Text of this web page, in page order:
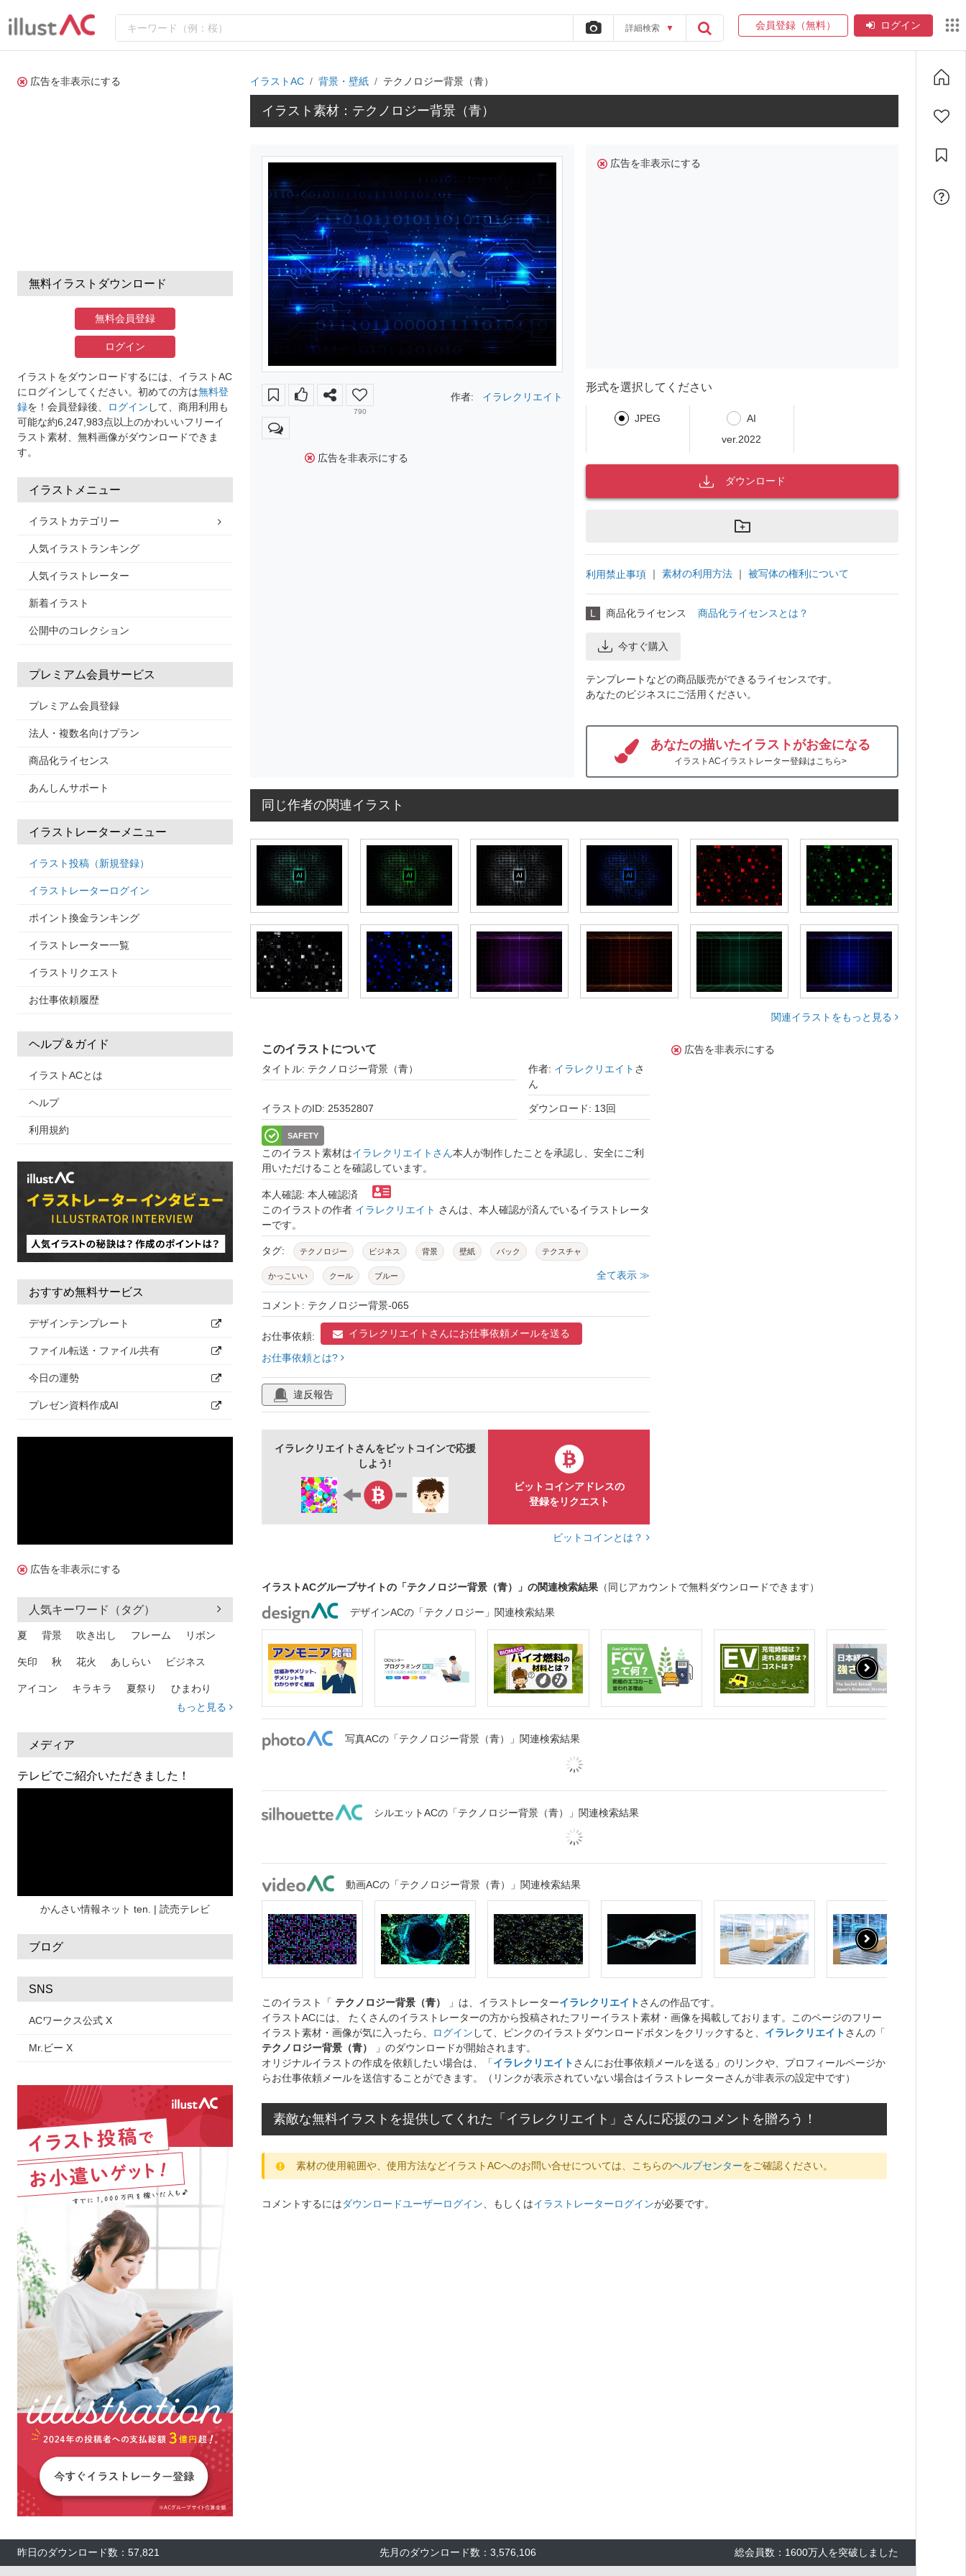
詳細検索 ▼ 会員登録（無料） ログイン
広告を非表示にする
無料イラストダウンロード
無料会員登録
ログイン
イラストをダウンロードするには、イラストAC
にログインしてください。初めての方は無料登
録を！会員登録後、 ログイン して、商用利用も
可能な約6,247,983点以上のかわいいフリーイ
ラスト素材、無料画像がダウンロードできま
す。
イラストメニュー
イラストカテゴリー
人気イラストランキング
人気イラストレーター
新着イラスト
公開中のコレクション
プレミアム会員サービス
プレミアム会員登録
法人・複数名向けプラン
商品化ライセンス
あんしんサポート
イラストレーターメニュー
イラスト投稿（新規登録）
イラストレーターログイン
ポイント換金ランキング
イラストレーター一覧
イラストリクエスト
お仕事依頼履歴
ヘルプ＆ガイド
イラストACとは
ヘルプ
利用規約
おすすめ無料サービス
デザインテンプレート
ファイル転送・ファイル共有
今日の運勢
プレゼン資料作成AI
広告を非表示にする
人気キーワード（タグ）
夏 背景 吹き出し フレーム リボン
矢印 秋 花火 あしらい ビジネス
アイコン キラキラ 夏祭り ひまわり
熱中症
人物 暑中見舞い
日本地図 海
もっと見る
メディア
テレビでご紹介いただきました！
かんさい情報ネット ten. | 読売テレビ
ブログ
SNS
ACワークス公式 X
Mr.ビー X
イラストAC 背景・壁紙 テクノロジー背景（青）
イラスト素材：テクノロジー背景（青）
790
作者: イラレクリエイト
広告を非表示にする
広告を非表示にする
形式を選択してください
JPEG
AI
ver.2022
ダウンロード
利用禁止事項 ｜ 素材の利用方法 ｜ 被写体の権利について
L 商品化ライセンス 商品化ライセンスとは？
今すぐ購入
テンプレートなどの商品販売ができるライセンスです。
あなたのビジネスにご活用ください。
あなたの描いたイラストがお金になる
イラストACイラストレーター登録はこちら>
同じ作者の関連イラスト
関連イラストをもっと見る
このイラストについて
タイトル: テクノロジー背景（青） 作者: イラレクリエイト さ
ん
イラストのID: 25352807 ダウンロード: 13回
SAFETY
このイラスト素材はイラレクリエイトさん本人が制作したことを承認し、安全にご利
用いただけることを確認しています。
本人確認: 本人確認済
このイラストの作者 イラレクリエイト さんは、本人確認が済んでいるイラストレータ
ーです。
タグ: テクノロジー ビジネス 背景 壁紙 バック テクスチャ
かっこいい クール ブルー 全て表示 ≫
コメント: テクノロジー背景-065
お仕事依頼: イラレクリエイトさんにお仕事依頼メールを送る
お仕事依頼とは?
違反報告
イラレクリエイトさんをビットコインで応援
しよう!
ビットコインアドレスの
登録をリクエスト
ビットコインとは？
広告を非表示にする
イラストACグループサイトの「テクノロジー背景（青）」の関連検索結果 （同じアカウントで無料ダウンロードできます）
デザインACの「テクノロジー」関連検索結果
写真ACの「テクノロジー背景（青）」関連検索結果
シルエットACの「テクノロジー背景（青）」関連検索結果
動画ACの「テクノロジー背景（青）」関連検索結果
このイラスト「 テクノロジー背景（青） 」は、イラストレーターイラレクリエイトさんの作品です。
イラストACには、 たくさんのイラストレーターの方から投稿されたフリーイラスト素材・画像を掲載しております。このページのフリー
イラスト素材・画像が気に入ったら、
ログイン して、ピンクのイラストダウンロードボタンをクリックすると、 イラレクリエイトさんの「
テクノロジー背景（青）
」のダウンロードが開始されます。
オリジナルイラストの作成を依頼したい場合は、「イラレクリエイトさんにお仕事依頼メールを送る」のリンクや、プロフィールページか
らお仕事依頼メールを送信することができます。（リンクが表示されていない場合はイラストレーターさんが非表示の設定中です）
素敵な無料イラストを提供してくれた「イラレクリエイト」さんに応援のコメントを贈ろう！
素材の使用範囲や、使用方法などイラストACへのお問い合せについては、こちらのヘルプセンターをご確認ください。
コメントするにはダウンロードユーザーログイン 、もしくはイラストレーターログインが必要です。
昨日のダウンロード数：57,821 先月のダウンロード数：3,576,106 総会員数：1600万人を突破しました